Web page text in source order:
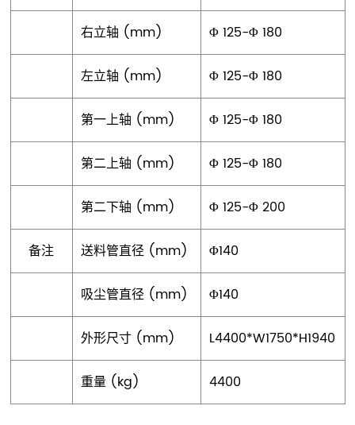
右立轴 (mm) Φ 125-Φ 180
左立轴 (mm) Φ 125-Φ 180
第一上轴 (mm) Φ 125-Φ 180
第二上轴 (mm) Φ 125-Φ 180
第二下轴 (mm) Φ 125-Φ 200
备注 送料管直径 (mm) Φ140
吸尘管直径 (mm) Φ140
外形尺寸 (mm) L4400*W1750*H1940
重量 (kg) 4400